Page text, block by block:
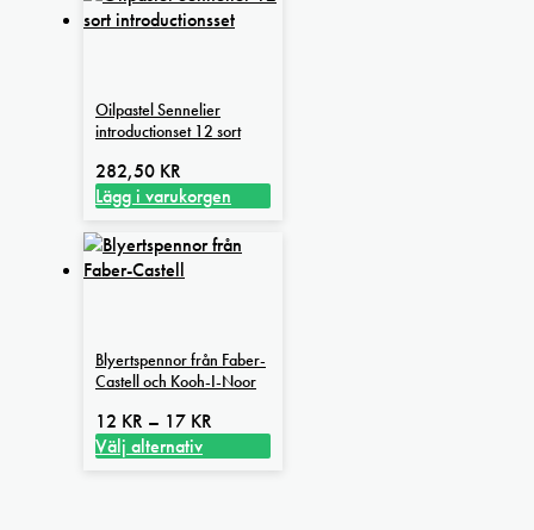
Oilpastel Sennelier
introductionset 12 sort
282,50 KR
Lägg i varukorgen
Blyertspennor från Faber-
Castell och Kooh-I-Noor
12 KR – 17 KR
Välj alternativ